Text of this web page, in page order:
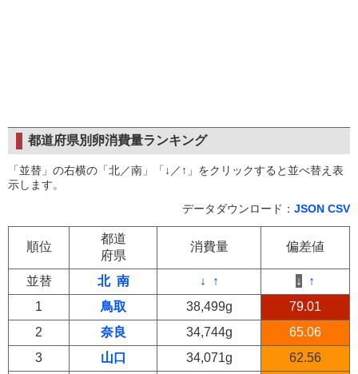
都道府県別卵消費量ランキング
「並替」の右横の「北／南」「↓／↑」をクリックすると並べ替え表
示します。
データダウンロード： JSON CSV
順位
都道
府県
消費量 偏差値
並替 北 南 ↓ ↑ ↓
↑
1
鳥取 38,499g
79.01
2
奈良 34,744g
65.06
3
山口 34,071g
62.56